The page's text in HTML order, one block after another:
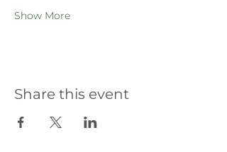
Show More
Share this event